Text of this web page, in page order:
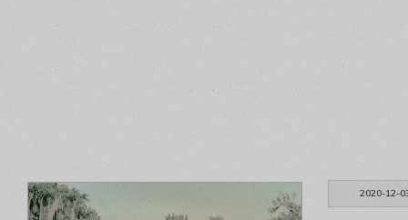
2020-12-